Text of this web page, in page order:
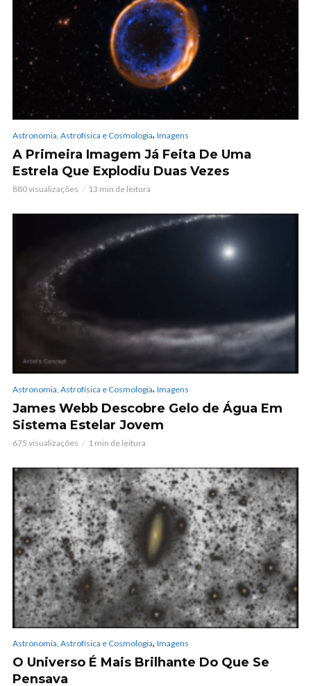
Astronomia, Astrofísica e Cosmologia, Imagens
A Primeira Imagem Já Feita De Uma
Estrela Que Explodiu Duas Vezes
880 visualizações 13 min de leitura
Astronomia, Astrofísica e Cosmologia, Imagens
James Webb Descobre Gelo de Água Em
Sistema Estelar Jovem
675 visualizações 1 min de leitura
Astronomia, Astrofísica e Cosmologia, Imagens
O Universo É Mais Brilhante Do Que Se
Pensava